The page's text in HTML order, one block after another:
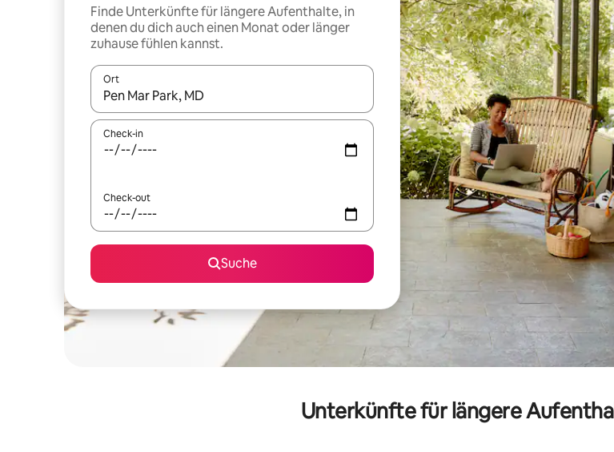
Finde Unterkünfte für längere Aufenthalte, in
denen du dich auch einen Monat oder länger
zuhause fühlen kannst.
Ort
Wenn Ergebnisse verfügbar sind, navigiere mit den Pfeiltasten nach oben und unten oder erkunde
Check-in
Check-out
Suche
Unterkünfte für längere